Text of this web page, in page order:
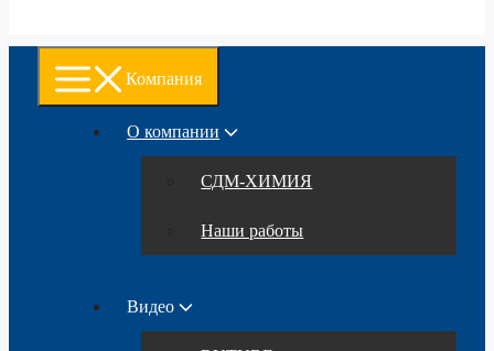
Компания
О компании
СДМ-ХИМИЯ
Наши работы
Видео